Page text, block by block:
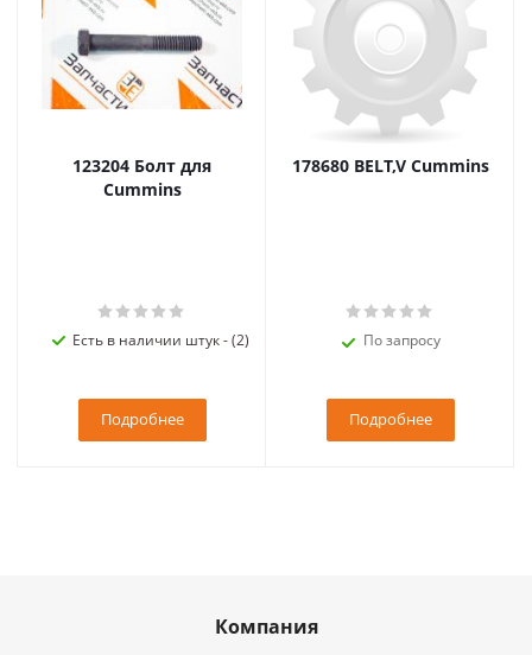
123204 Болт для
Cummins
Есть в наличии штук - (2)
Подробнее
178680 BELT,V Cummins
По запросу
Подробнее
Компания